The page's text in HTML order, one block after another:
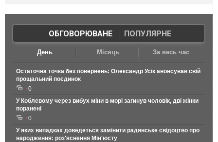
ОБГОВОРЮВАНЕ| ПОПУЛЯРНЕ
День Місяць За весь час
Остаточна точка без повернень: Олександр Усік анонсував свій
прощальний поєдинок
0
У Коблевому через вибух міни в морі загинув чоловік, дві жінки
поранені
0
У яких випадках доведеться замінити радянське свідоцтво про
народження: роз'яснення Мін'юсту